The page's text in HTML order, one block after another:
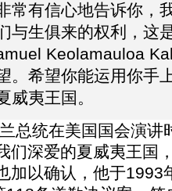
常有信心地告诉你，
与生俱来的权利，这
Keolamauloa
。希望你能运用你手
威夷王国。
总统在美国国会演讲
们深爱的夏威夷王国
加以确认，他于1993